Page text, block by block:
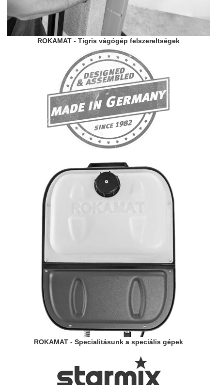
ROKAMAT - Tigris vágógép felszereltségek
ROKAMAT - Specialitásunk a speciális gépek